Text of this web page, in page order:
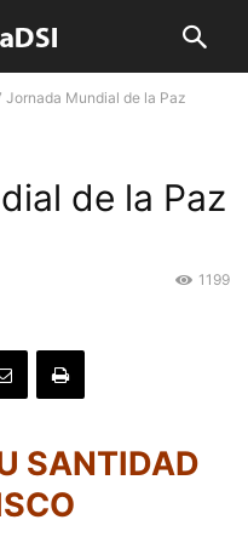
Jornada Mundial de la Paz
de la Paz
1199
SANTIDAD